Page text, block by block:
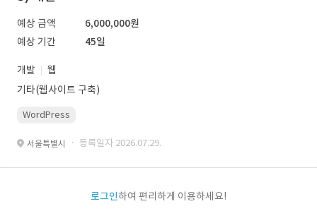
예상 금액
6,000,000원
예상 기간
45일
개발
웹
기타(웹사이트 구축)
WordPress
서울특별시 · 등록일자 2026.07.29.
로그인하여 편리하게 이용하세요!